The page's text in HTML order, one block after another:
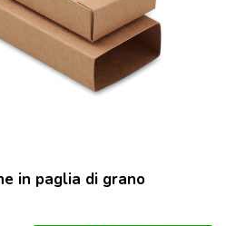
in paglia di grano